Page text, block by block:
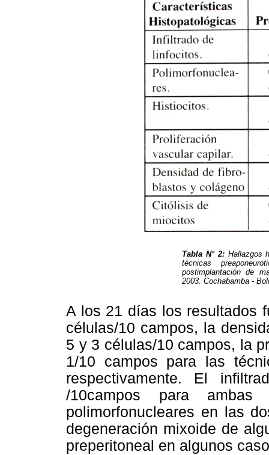
Tabla N° 2:Hallazgos
técnicas
postimplantación de
2003. Cochabamba -
A los 21 días los resultados
células/10 campos, la
5 y 3 células/10 campos, la
1/10 campos para las
respectivamente. El
/10campos para
polimorfonucleares en las
degeneración mixoide de
preperitoneal en algunos